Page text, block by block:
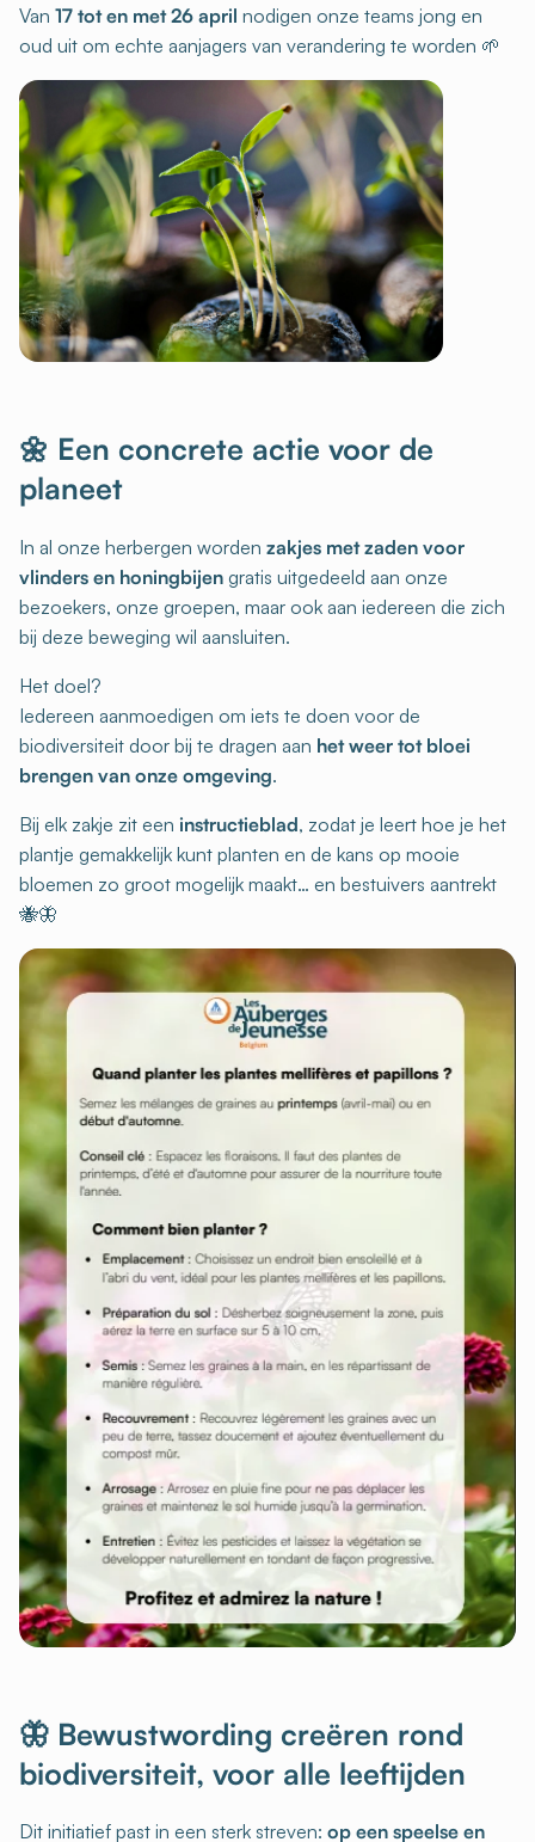
Van 17 tot en met 26 april nodigen onze teams jong en
oud uit om echte aanjagers van verandering te worden 🌱
🌼 Een concrete actie voor de
planeet
In al onze herbergen worden zakjes met zaden voor
vlinders en honingbijen gratis uitgedeeld aan onze
bezoekers, onze groepen, maar ook aan iedereen die zich
bij deze beweging wil aansluiten.
Het doel?
Iedereen aanmoedigen om iets te doen voor de
biodiversiteit door bij te dragen aan het weer tot bloei
brengen van onze omgeving.
Bij elk zakje zit een instructieblad, zodat je leert hoe je het
plantje gemakkelijk kunt planten en de kans op mooie
bloemen zo groot mogelijk maakt… en bestuivers aantrekt
🐝🦋
🦋 Bewustwording creëren rond
biodiversiteit, voor alle leeftijden
Dit initiatief past in een sterk streven: op een speelse en